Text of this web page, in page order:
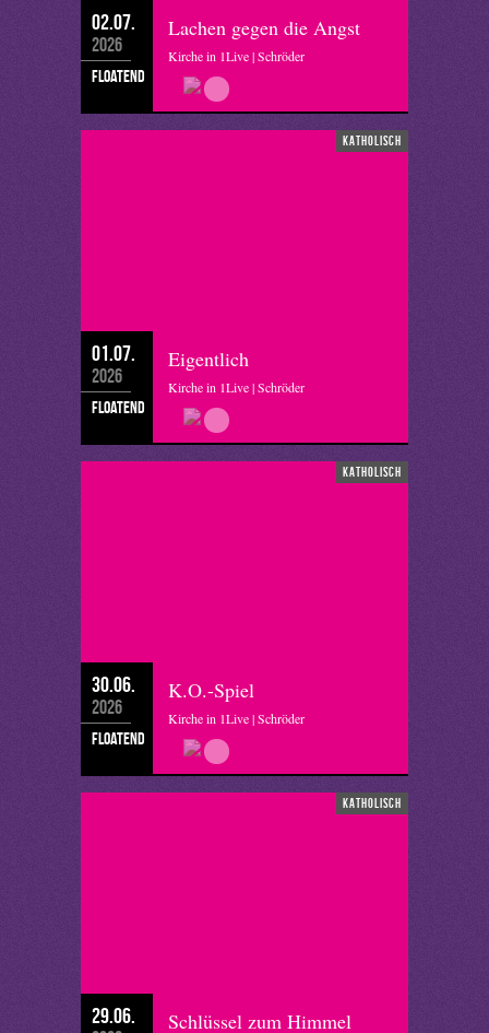
02.07.
2026
floatend
Lachen gegen die Angst
Kirche in 1Live | Schröder
katholisch
01.07.
2026
floatend
Eigentlich
Kirche in 1Live | Schröder
katholisch
30.06.
2026
floatend
K.O.-Spiel
Kirche in 1Live | Schröder
katholisch
29.06. Schlüssel zum Himmel